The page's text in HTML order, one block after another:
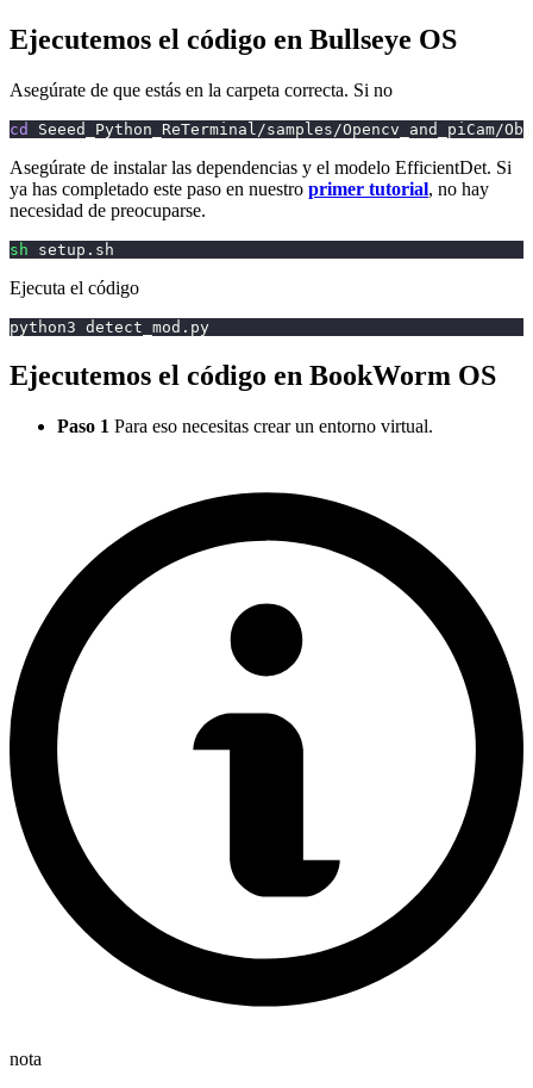
Ejecutemos el código en Bullseye OS
Asegúrate de que estás en la carpeta correcta. Si no
cd Seeed_Python_ReTerminal/samples/Opencv_and_piCam/
Asegúrate de instalar las dependencias y el modelo EfficientDet. Si
ya has completado este paso en nuestro primer tutorial, no hay
necesidad de preocuparse.
sh setup.sh
Ejecuta el código
python3 detect_mod.py
Ejecutemos el código en BookWorm OS
Paso 1 Para eso necesitas crear un entorno virtual.
nota